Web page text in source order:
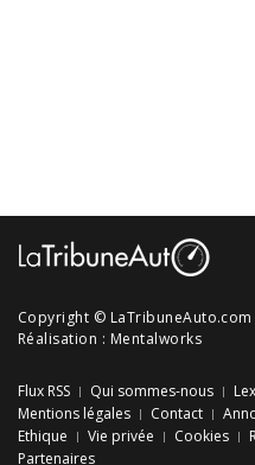
Copyright © LaTribuneAuto.com
Réalisation : Mentalworks
Flux RSS Qui sommes-nous
Mentions légales
Contact
Ethique
Vie privée Cookies
Partenaires